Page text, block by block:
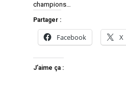
champions…
Partager :
Facebook X
J’aime ça :